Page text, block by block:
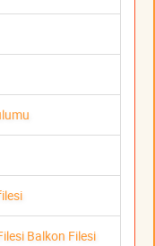
Balkon Filesi